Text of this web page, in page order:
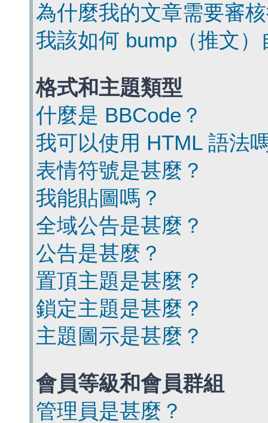
為什麼我的文章需要審
我該如何 bump（推文
格式和主題類型
什麼是 BBCode？
我可以使用 HTML 語法
表情符號是甚麼？
我能貼圖嗎？
全域公告是甚麼？
公告是甚麼？
置頂主題是甚麼？
鎖定主題是甚麼？
主題圖示是甚麼？
會員等級和會員群組
管理員是甚麼？